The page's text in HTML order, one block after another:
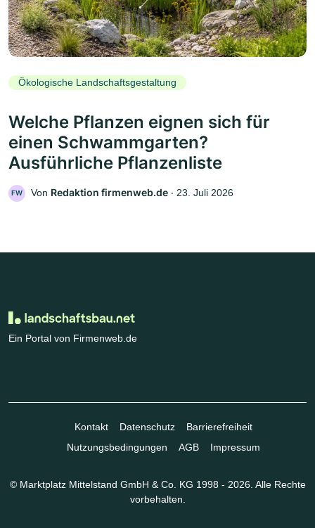
Ökologische Landschaftsgestaltung
Welche Pflanzen eignen sich für
einen Schwammgarten?
Ausführliche Pflanzenliste
FW Von Redaktion firmenweb.de ‧ 23. Juli 2026
Ein Portal von Firmenweb.de
Kontakt Datenschutz
Barrierefreiheit
Nutzungsbedingungen
AGB Impressum
© Marktplatz Mittelstand GmbH & Co. KG 1998 - 2026. Alle Rechte
vorbehalten.